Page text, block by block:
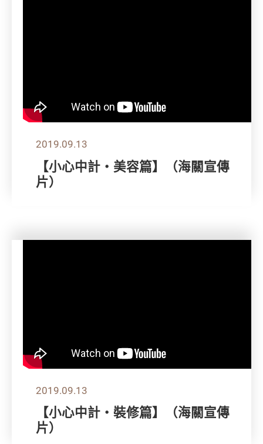
2019.09.13
【小心中計‧美容篇】（海關宣傳
片）
2019.09.13
【小心中計‧裝修篇】（海關宣傳
片）